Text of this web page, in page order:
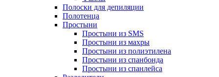
Полоски для депиляции
Полотенца
Простыни
Простыни из SMS
Простыни из махры
Простыни из полиэтилена
Простыни из спанбонда
Простыни из спанлейса